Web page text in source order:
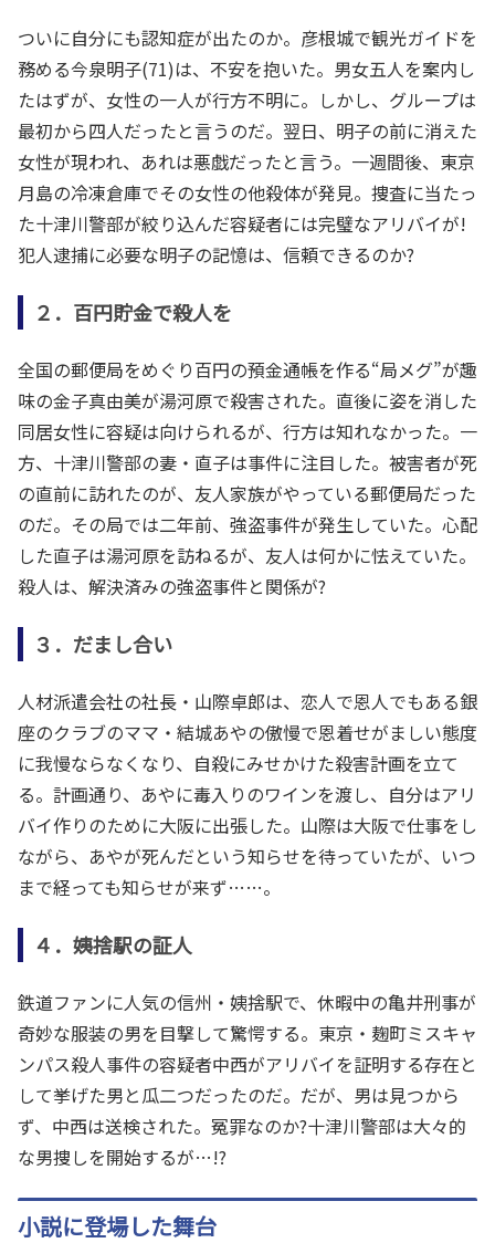
ついに自分にも認知症が出たのか。彦根城で観光ガイドを
務める今泉明子(71)は、不安を抱いた。男女五人を案内し
たはずが、女性の一人が行方不明に。しかし、グループは
最初から四人だったと言うのだ。翌日、明子の前に消えた
女性が現われ、あれは悪戯だったと言う。一週間後、東京
月島の冷凍倉庫でその女性の他殺体が発見。捜査に当たっ
た十津川警部が絞り込んだ容疑者には完璧なアリバイが!
犯人逮捕に必要な明子の記憶は、信頼できるのか?
２．百円貯金で殺人を
全国の郵便局をめぐり百円の預金通帳を作る“局メグ”が趣
味の金子真由美が湯河原で殺害された。直後に姿を消した
同居女性に容疑は向けられるが、行方は知れなかった。一
方、十津川警部の妻・直子は事件に注目した。被害者が死
の直前に訪れたのが、友人家族がやっている郵便局だった
のだ。その局では二年前、強盗事件が発生していた。心配
した直子は湯河原を訪ねるが、友人は何かに怯えていた。
殺人は、解決済みの強盗事件と関係が?
３．だまし合い
人材派遣会社の社長・山際卓郎は、恋人で恩人でもある銀
座のクラブのママ・結城あやの傲慢で恩着せがましい態度
に我慢ならなくなり、自殺にみせかけた殺害計画を立て
る。計画通り、あやに毒入りのワインを渡し、自分はアリ
バイ作りのために大阪に出張した。山際は大阪で仕事をし
ながら、あやが死んだという知らせを待っていたが、いつ
まで経っても知らせが来ず……。
４．姨捨駅の証人
鉄道ファンに人気の信州・姨捨駅で、休暇中の亀井刑事が
奇妙な服装の男を目撃して驚愕する。東京・麹町ミスキャ
ンパス殺人事件の容疑者中西がアリバイを証明する存在と
して挙げた男と瓜二つだったのだ。だが、男は見つから
ず、中西は送検された。冤罪なのか?十津川警部は大々的
な男捜しを開始するが…!?
小説に登場した舞台